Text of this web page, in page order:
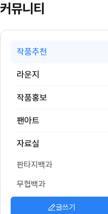
커뮤니티
작품추천
라운지
작품홍보
팬아트
자료실
판타지백과
무협백과
글쓰기